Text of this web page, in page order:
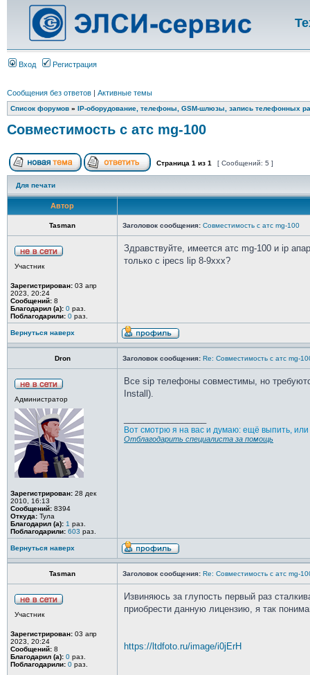
Вход Регистрация
Сообщения без ответов | Активные темы
Список форумов » IP-оборудование, телефоны, GSM-шлюзы, запись телефонных
Совместимость с атс mg-100
Страница 1 из 1 [ Сообщений: 5 ]
Для печати
Автор
Tasman Заголовок сообщения: Совместимость с атс mg-100
Участник
Зарегистрирован: 03 апр
2023, 20:24
Сообщений: 8
Благодарил (а): 0 раз.
Поблагодарили: 0 раз.
Здравствуйте, имеется атс mg-100 и ip
только с ipecs lip 8-9xxx?
Вернуться наверх
Dron Заголовок сообщения: Re: Совместимость с атс mg-
Администратор
Зарегистрирован: 28 дек
2010, 16:13
Сообщений: 8394
Откуда: Тула
Благодарил (а): 1 раз.
Поблагодарили: 603 раз.
Все sip телефоны совместимы, но
Install).
Вот смотрю я на вас и думаю: ещё выпить,
Отблагодарить специалиста за помощь
Вернуться наверх
Tasman Заголовок сообщения: Re: Совместимость с атс mg-
Участник
Зарегистрирован: 03 апр
2023, 20:24
Сообщений: 8
Благодарил (а): 0 раз.
Поблагодарили: 0 раз.
Извиняюсь за глупость первый раз
приобрести данную лицензию, я так
https://ltdfoto.ru/image/i0jErH